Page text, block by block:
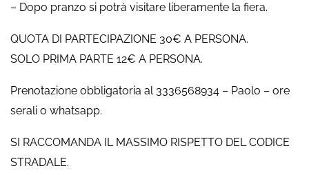
– Dopo pranzo si potrà visitare liberamente la fiera.
QUOTA DI PARTECIPAZIONE 30€ A PERSONA.
SOLO PRIMA PARTE 12€ A PERSONA.
Prenotazione obbligatoria al 3336568934 – Paolo – ore
serali o whatsapp.
SI RACCOMANDA IL MASSIMO RISPETTO DEL CODICE
STRADALE.